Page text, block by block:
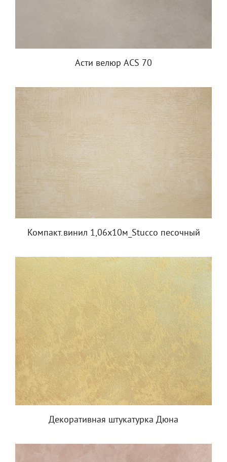
Асти велюр ACS 70
Компакт.винил 1,06х10м_Stucco песочный
Декоративная штукатурка Дюна